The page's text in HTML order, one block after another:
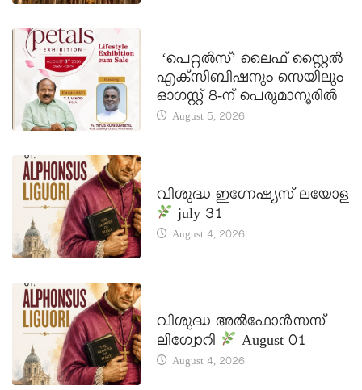
‘പെറ്റൽസ്’ ലൈഫ് സ്റ്റൈൽ
എക്സിബിഷനും സെയിലും
ഓഗസ്റ്റ് 8-ന് പെരുമാനൂരിൽ
August 5, 2026
വിശുദ്ധ ഇഗ്നേഷ്യസ് ലയോള
july 31
August 4, 2026
വിശുദ്ധ അൽഫോൻസസ്
ലിഗ്വോറി
August 01
August 4, 2026